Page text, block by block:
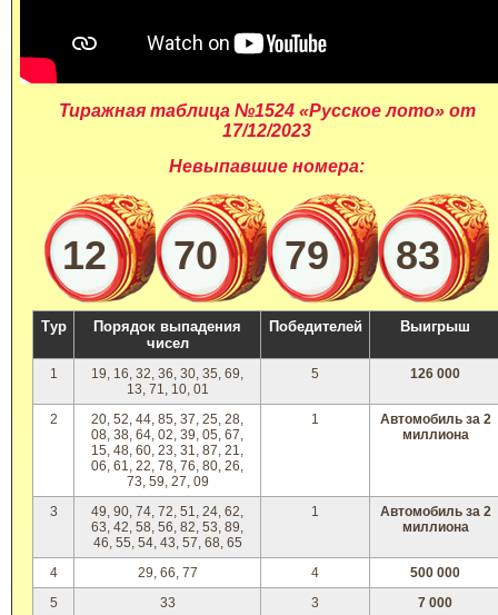
Тиражная таблица №1524 «Русское лото» от
17/12/2023
Невыпавшие номера:
12 70 79 83
Тур
Порядок выпадения
чисел
Победителей Выигрыш
1
19, 16, 32, 36, 30, 35, 69,
13, 71, 10, 01
5 126 000
2
20, 52, 44, 85, 37, 25, 28,
08, 38, 64, 02, 39, 05, 67,
15, 48, 60, 23, 31, 87, 21,
06, 61, 22, 78, 76, 80, 26,
73, 59, 27, 09
1
Автомобиль за 2
миллиона
3
49, 90, 74, 72, 51, 24, 62,
63, 42, 58, 56, 82, 53, 89,
46, 55, 54, 43, 57, 68, 65
1
Автомобиль за 2
миллиона
4 29, 66, 77 4
500 000
5
33 3
7 000